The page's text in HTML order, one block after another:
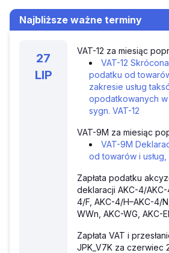
Najbliższe ważne terminy
27
LIP
VAT-12 za miesiąc
VAT-12
podatku od
zakresie usług
opodatkowanych w
sygn. VAT-12
VAT-9M za miesiąc
VAT-9M
od towarów i
Zapłata podatku
deklaracji AKC-4/
4/F, AKC-4/H–AKC-4/
WWn, AKC-WG, AKC-
Zapłata VAT i
JPK_V7K za czerwiec